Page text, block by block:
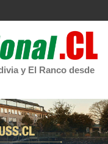
y El Ranco desde